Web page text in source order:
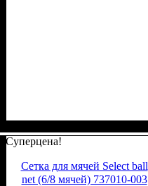
Суперцена!
Сетка для мячей Select ball
net (6/8 мячей) 737010-003